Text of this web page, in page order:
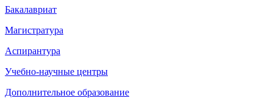
Бакалавриат
Магистратура
Аспирантура
Учебно-научные центры
Дополнительное образование